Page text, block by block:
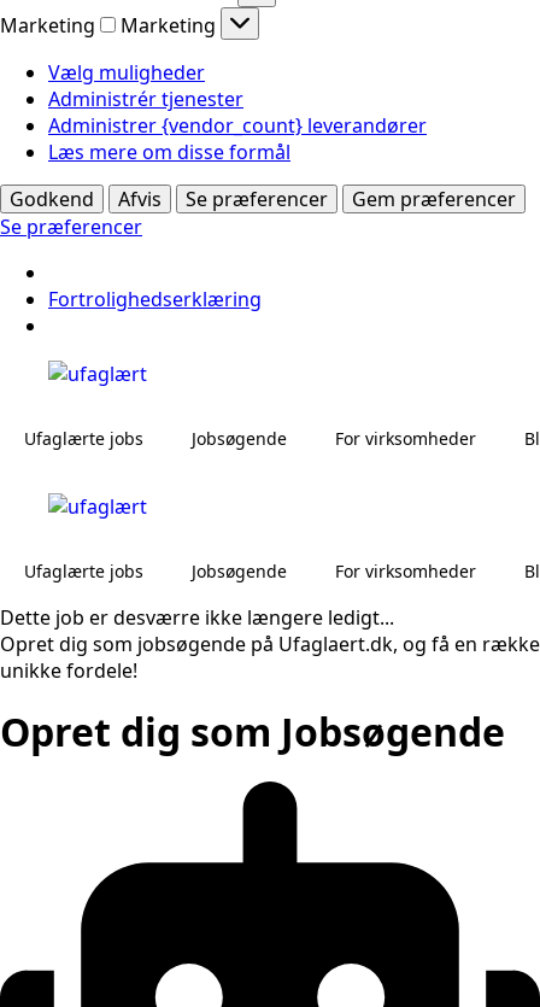
Marketing
Marketing
Vælg muligheder
Administrér tjenester
Administrer {vendor_count} leverandører
Læs mere om disse formål
Godkend
Afvis Se præferencer
Gem præferencer
Se præferencer
Fortrolighedserklæring
Ufaglærte jobs Jobsøgende For virksomheder
Ufaglærte jobs Jobsøgende For virksomheder
Dette job er desværre ikke længere ledigt...
Opret dig som jobsøgende på Ufaglaert.dk, og få en række
unikke fordele!
Opret dig som Jobsøgende